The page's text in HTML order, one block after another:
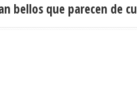
bellos que parecen de